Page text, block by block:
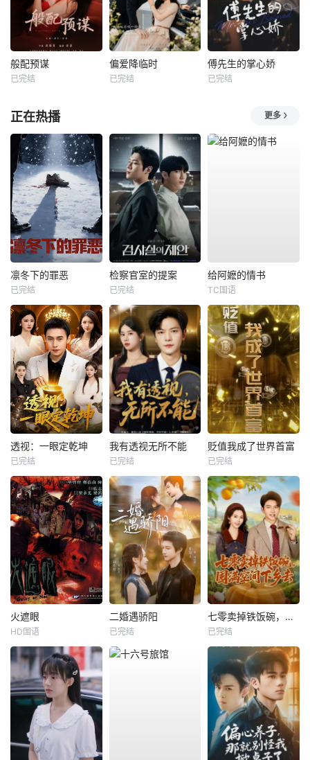
般配预谋
已完结
偏爱降临时
已完结
傅先生的掌心娇
已完结
正在热播 更多
凛冬下的罪恶
已完结
检察官室的提案
已完结
给阿嬷的情书
TC国语
透视：一眼定乾坤
已完结
我有透视无所不能
已完结
贬值我成了世界首富
已完结
火遮眼
HD国语
二婚遇骄阳
已完结
七零卖掉铁饭碗，囤满空间下乡去
已完结